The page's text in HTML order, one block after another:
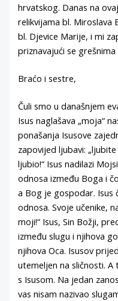
hrvatskog. Danas na
relikvijama bl. Miroslava
bl. Djevice Marije, i mi
priznavajući se
Braćo i sestre,
Čuli smo u današnjem
Isus naglašava „moja“
ponašanja Isusove
zapovijed ljubavi:
ljubio!“ Isus nadilazi
odnosa između Boga i
a Bog je gospodar. Isus
odnosa. Svoje učenike,
moji!“ Isus, Sin Božji,
između slugu i njihova
njihova Oca. Isusov
utemeljen na sličnosti.
s Isusom. Na jedan
vas nisam nazivao